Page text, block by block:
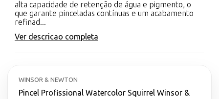
alta capacidade de retenção de água e pigmento, o
que garante pinceladas contínuas e um acabamento
refinad...
Ver descricao completa
WINSOR & NEWTON
Pincel Profissional Watercolor Squirrel Winsor &